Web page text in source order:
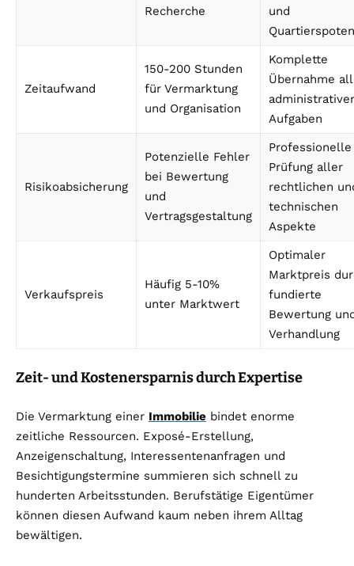
Recherche
und
Zeitaufwand
150-200 Stunden
für Vermarktung
und Organisation
Komplette
Übernahme
Aufgaben
Risikoabsicherung
Potenzielle Fehler
bei Bewertung
und
Vertragsgestaltung
Professionelle
Prüfung aller
rechtlichen
technischen
Aspekte
Verkaufspreis
Häufig 5-10%
unter Marktwert
Optimaler
Marktpreis
fundierte
Bewertung
Verhandlung
Zeit- und Kostenersparnis durch Expertise
Die Vermarktung einer Immobilie bindet enorme
zeitliche Ressourcen. Exposé-Erstellung,
Anzeigenschaltung, Interessentenanfragen und
Besichtigungstermine summieren sich schnell zu
hunderten Arbeitsstunden. Berufstätige Eigentümer
können diesen Aufwand kaum neben ihrem Alltag
bewältigen.